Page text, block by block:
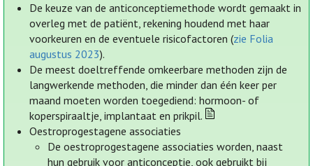
De keuze van de anticonceptiemethode wordt gemaakt in
overleg met de patiënt, rekening houdend met haar
voorkeuren en de eventuele risicofactoren (zie Folia
augustus 2023).
De meest doeltreffende omkeerbare methoden zijn de
langwerkende methoden, die minder dan één keer per
maand moeten worden toegediend: hormoon- of
koperspiraaltje, implantaat en prikpil.
Oestroprogestagene associaties
De oestroprogestagene associaties worden, naast
hun gebruik voor anticonceptie, ook gebruikt bij